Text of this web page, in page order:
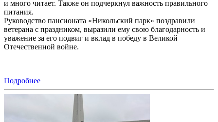
и много читает. Также он подчеркнул важность правильного
питания.
Руководство пансионата «Никольский парк» поздравили
ветерана с праздником, выразили ему свою благодарность и
уважение за его подвиг и вклад в победу в Великой
Отечественной войне.
Подробнее